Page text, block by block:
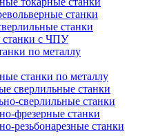
станки
станки
станки с ЧПУ
по металлу
станки по металлу
сверлильные станки
сверлильные станки
фрезерные станки
резьбонарезные станки